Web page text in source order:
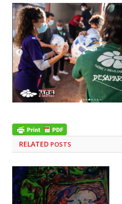
RELATED POSTS